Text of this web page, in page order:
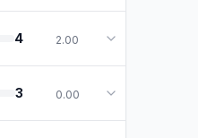
4 2.00
3 0.00